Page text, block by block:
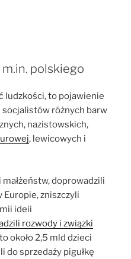
polskiego
ludzkości, to pojawienie
różnych barw
nazistowskich,
, lewicowych i
doprowadzili
Europie, zniszczyli
ideii
rozwody i związki
około 2,5 mld dzieci
do sprzedaży pigułkę